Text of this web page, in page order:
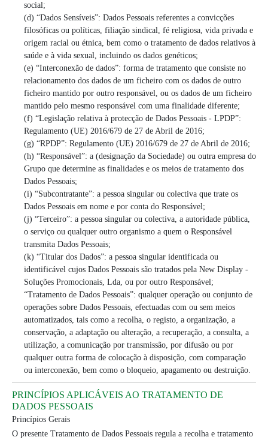
social;
(d) “Dados Sensíveis”: Dados Pessoais referentes a convicções
filosóficas ou políticas, filiação sindical, fé religiosa, vida privada e
origem racial ou étnica, bem como o tratamento de dados relativos à
saúde e à vida sexual, incluindo os dados genéticos;
(e) “Interconexão de dados”: forma de tratamento que consiste no
relacionamento dos dados de um ficheiro com os dados de outro
ficheiro mantido por outro responsável, ou os dados de um ficheiro
mantido pelo mesmo responsável com uma finalidade diferente;
(f) “Legislação relativa à protecção de Dados Pessoais - LPDP”:
Regulamento (UE) 2016/679 de 27 de Abril de 2016;
(g) “RPDP”: Regulamento (UE) 2016/679 de 27 de Abril de 2016;
(h) “Responsável”: a (designação da Sociedade) ou outra empresa do
Grupo que determine as finalidades e os meios de tratamento dos
Dados Pessoais;
(i) “Subcontratante”: a pessoa singular ou colectiva que trate os
Dados Pessoais em nome e por conta do Responsável;
(j) “Terceiro”: a pessoa singular ou colectiva, a autoridade pública,
o serviço ou qualquer outro organismo a quem o Responsável
transmita Dados Pessoais;
(k) “Titular dos Dados”: a pessoa singular identificada ou
identificável cujos Dados Pessoais são tratados pela New Display -
Soluções Promocionais, Lda, ou por outro Responsável;
“Tratamento de Dados Pessoais”: qualquer operação ou conjunto de
operações sobre Dados Pessoais, efectuadas com ou sem meios
automatizados, tais como a recolha, o registo, a organização, a
conservação, a adaptação ou alteração, a recuperação, a consulta, a
utilização, a comunicação por transmissão, por difusão ou por
qualquer outra forma de colocação à disposição, com comparação
ou interconexão, bem como o bloqueio, apagamento ou destruição.
PRINCÍPIOS APLICÁVEIS AO TRATAMENTO DE
DADOS PESSOAIS
Princípios Gerais
O presente Tratamento de Dados Pessoais regula a recolha e tratamento